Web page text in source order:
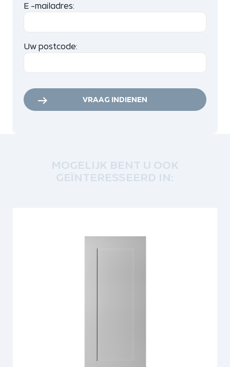
E -mailadres:
Uw postcode:
VRAAG INDIENEN
MOGELIJK BENT U OOK
GEÏNTERESSEERD IN: